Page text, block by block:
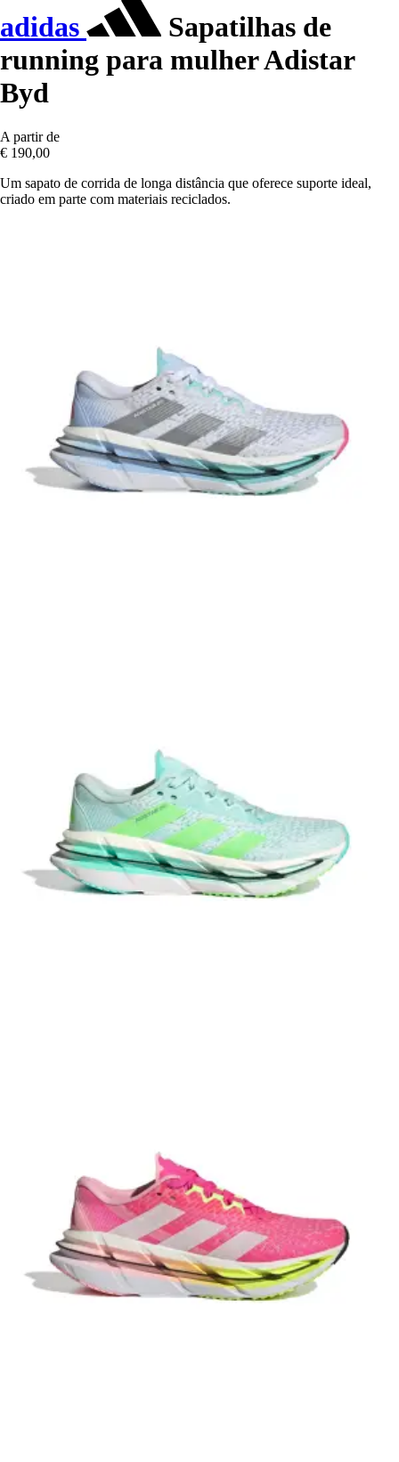
adidas
Sapatilhas de
running para mulher Adistar
Byd
A partir de
€ 190,00
Um sapato de corrida de longa distância que oferece suporte ideal,
criado em parte com materiais reciclados.